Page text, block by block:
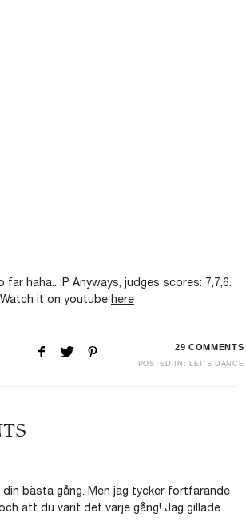
far haha.. ;P Anyways, judges scores: 7,7,6.
Watch it on youtube here
29 COMMENTS
POSTED IN: LET'S DANCE
din bästa gång. Men jag tycker fortfarande
att du varit det varje gång! Jag gillade